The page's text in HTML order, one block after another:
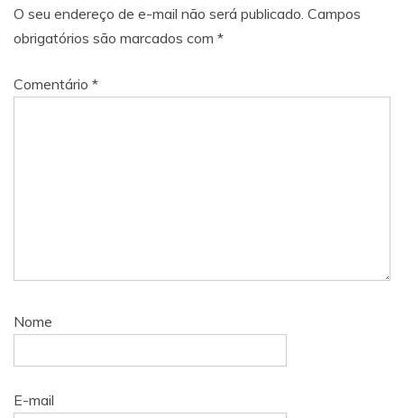
O seu endereço de e-mail não será publicado. Campos
obrigatórios são marcados com *
Comentário *
Nome
E-mail